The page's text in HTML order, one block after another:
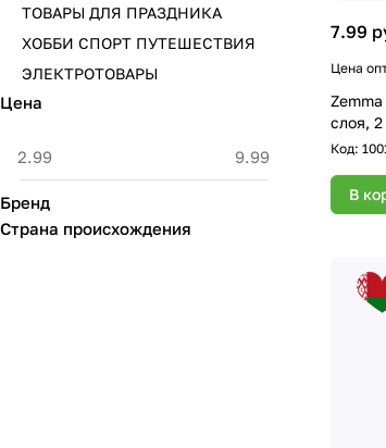
7.99
Цена
слоя,
Код:
В
ТОВАРЫ ДЛЯ ПРАЗДНИКА
ХОББИ СПОРТ ПУТЕШЕСТВИЯ
ЭЛЕКТРОТОВАРЫ
Цена
Бренд
Страна происхождения